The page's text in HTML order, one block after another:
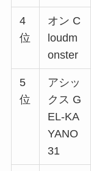
4
位
オン C
loudm
onster
5
位
アシッ
クス G
EL-KA
YANO
31